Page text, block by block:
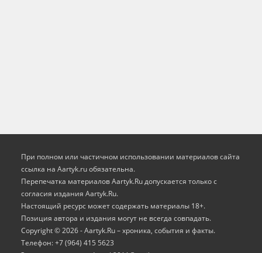
При полном или частичном использовании материалов сайта
ссылка на Aartyk.ru oбязательна.
Перепечатка материалов Aartyk.Ru допускается только с
согласия издания Aartyk.Ru.
Настоящий ресурс может содержать материалы 18+.
Позиция автора и издания могут не всегда совпадать.
Copyright © 2026 - Aartyk.Ru – хроника, события и факты.
Телефон: +7 (964) 415 5623